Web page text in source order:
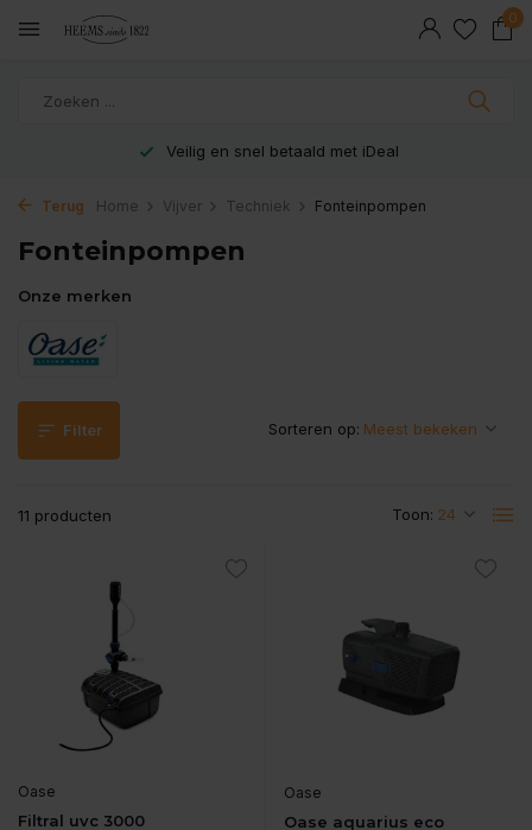
0
Veilig en snel betaald met iDeal
Terug Home Vijver Techniek Fonteinpompen
Fonteinpompen
Onze merken
Filter
11 producten Toon:
Sorteren op:
Oase
Filtral uvc 3000
Oase
Oase aquarius eco